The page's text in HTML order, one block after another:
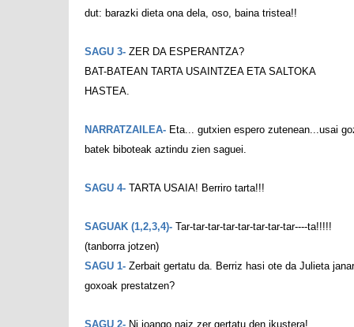
dut: barazki dieta ona dela, oso, baina tristea!!
SAGU 3- ZER DA ESPERANTZA?
BAT-BATEAN TARTA USAINTZEA ETA SALTOKA
HASTEA.
NARRATZAILEA- Eta... gutxien espero zutenean...usai
batek biboteak aztindu zien saguei.
SAGU 4- TARTA USAIA! Berriro tarta!!!
SAGUAK (1,2,3,4)- Tar-tar-tar-tar-tar-tar-tar-tar----ta!!!!!
(tanborra jotzen)
SAGU 1- Zerbait gertatu da. Berriz hasi ote da Julieta
goxoak prestatzen?
SAGU 2- Ni joango naiz zer gertatu den ikustera!